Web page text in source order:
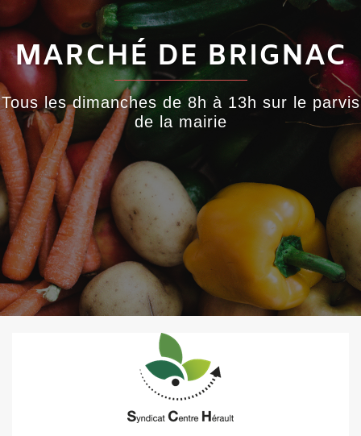
MARCHÉ DE BRIGNAC
Tous les dimanches de 8h à 13h sur le parvis
de la mairie